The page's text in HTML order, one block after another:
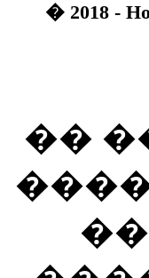
� 2018
��
����